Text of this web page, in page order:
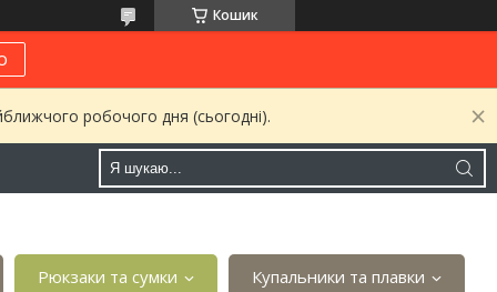
Кошик
робочого дня (сьогодні).
Рюкзаки та сумки Купальники та плавки